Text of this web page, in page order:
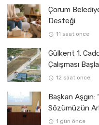
Çorum
Desteği
11 saat önce
Gülkent 1.
Çalışması
12 saat önce
Başkan Aşgın:
Sözümüzün
1 gün önce